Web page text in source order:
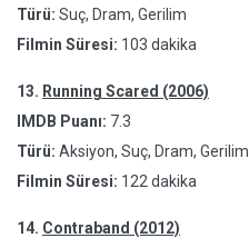
Türü: Suç, Dram, Gerilim
Filmin Süresi: 103 dakika
13. Running Scared (2006)
IMDB Puanı: 7.3
Türü: Aksiyon, Suç, Dram, Gerilim
Filmin Süresi: 122 dakika
14. Contraband (2012)